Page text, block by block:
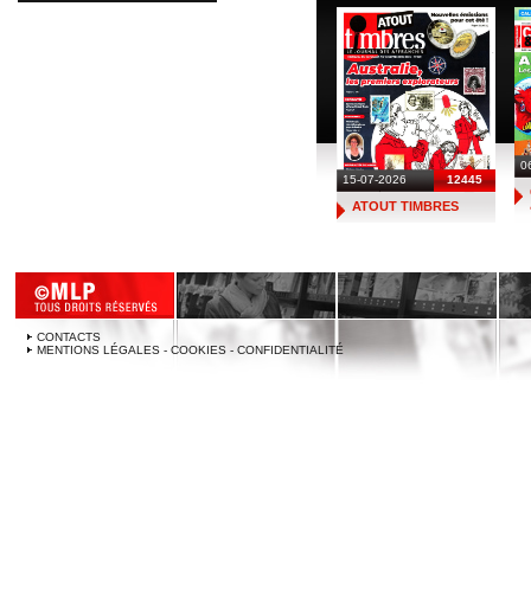
15-07-2026 12445
ATOUT TIMBRES
CONTACTS
MENTIONS LÉGALES - COOKIES - CONFIDENTIALITÉ